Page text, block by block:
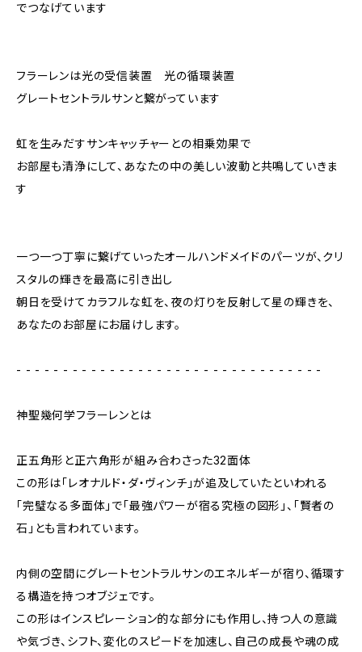
でつなげています
フラーレンは光の受信装置 光の循環装置
グレートセントラルサンと繋がっています
虹を生みだすサンキャッチャーとの相乗効果で
お部屋も清浄にして、あなたの中の美しい波動と共鳴していきま
す
一つ一つ丁寧に繋げていったオールハンドメイドのパーツが、クリ
スタルの輝きを最高に引き出し
朝日を受けてカラフルな虹を、夜の灯りを反射して星の輝きを、
あなたのお部屋にお届けします。
- - - - - - - - - - - - - - - - - - - - - - - - - - - - - - - - -
神聖幾何学フラーレンとは
正五角形と正六角形が組み合わさった32面体
この形は「レオナルド・ダ・ヴィンチ」が追及していたといわれる
「完璧なる多面体」で「最強パワーが宿る究極の図形」、「賢者の
石」とも言われています。
内側の空間にグレートセントラルサンのエネルギーが宿り、循環す
る構造を持つオブジェです。
この形はインスピレーション的な部分にも作用し、持つ人の意識
や気づき、シフト、変化のスピードを加速し、自己の成長や魂の成